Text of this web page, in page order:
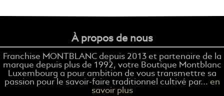
À propos de nous
Franchise MONTBLANC depuis 2013 et partenaire de la
marque depuis plus de 1992, votre Boutique Montblanc
Luxembourg a pour ambition de vous transmettre sa
passion pour le savoir-faire traditionnel cultivé par... en
savoir plus